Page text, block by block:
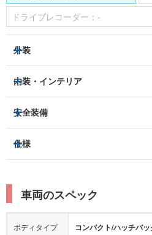
ドライブレコーダー： -
外装
LEDヘッドライト
アルミホイール：あり
サンルーフ/ガラスルーフ
ルーフレール
エアロパーツ
内装・インテリア
3列シート
ベンチシート
シートヒーター
カーナビ：メモリーナビ他
安全装備
トラクションコントロール
レーンキープアシスト
衝突被害軽減プレーキ
カメラ：バック
仕様
車両のスペック
ボディタイプ コンパクト/ハッチバッ